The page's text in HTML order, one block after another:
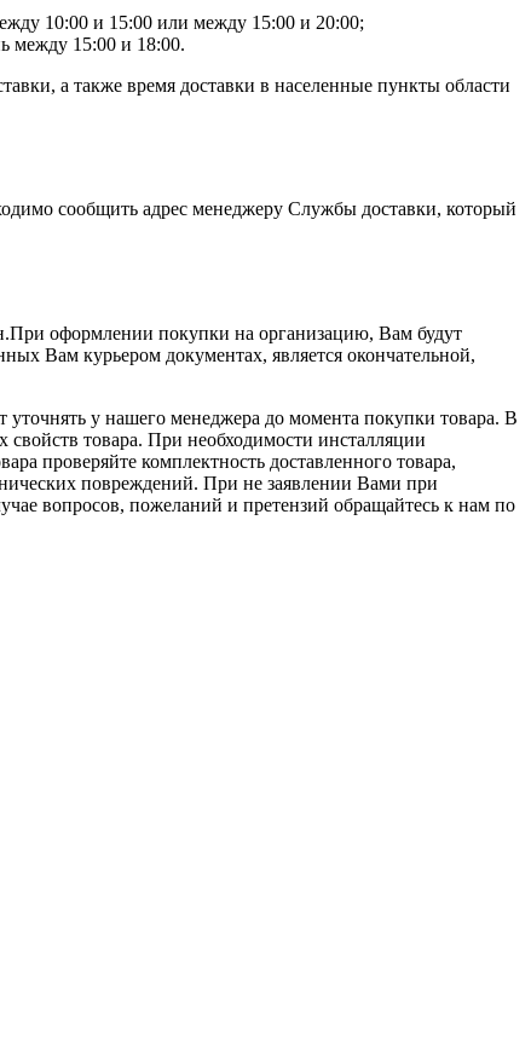
10:00 и 15:00 или между 15:00 и 20:00;
между 15:00 и 18:00.
а также время доставки в населенные пункты области
сообщить адрес менеджеру Службы доставки, который
оформлении покупки на организацию, Вам будут
Вам курьером документах, является окончательной,
уточнять у нашего менеджера до момента покупки товара. В
свойств товара. При необходимости инсталляции
проверяйте комплектность доставленного товара,
повреждений. При не заявлении Вами при
вопросов, пожеланий и претензий обращайтесь к нам по